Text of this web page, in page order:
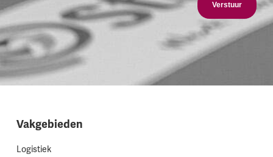
Verstuur
Vakgebieden
Logistiek